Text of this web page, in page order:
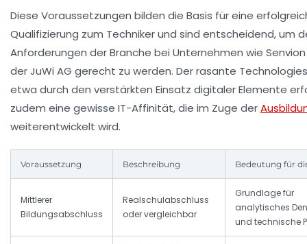
Diese Voraussetzungen bilden die Basis für eine
Qualifizierung zum Techniker und sind entscheidend, um
Anforderungen der Branche bei Unternehmen wie
der JuWi AG gerecht zu werden. Der rasante
etwa durch den verstärkten Einsatz digitaler Elemente
zudem eine gewisse IT-Affinität, die im Zuge der
weiterentwickelt wird.
Voraussetzung Beschreibung Bedeutung für
Mittlerer
Bildungsabschluss
Realschulabschluss
oder vergleichbar
Grundlage für
analytisches
und technische